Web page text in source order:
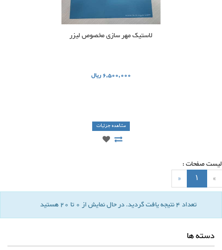
لاستیک مهر سازی مخصوص لیزر
6,500,000 ریال
مشاهده جزئیات
صفحات :
تعداد 4 نتيجه يافت گرديد. در حال نمايش از 0 تا 20 هستيد
دسته ها